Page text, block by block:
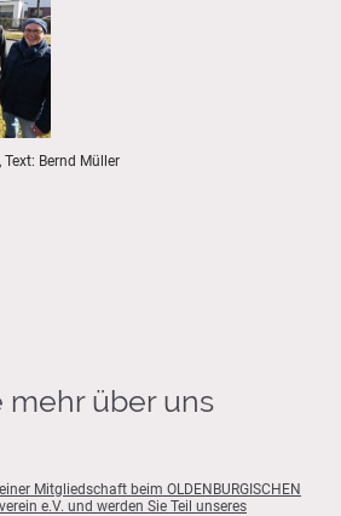
Text: Bernd Müller
mehr über uns
Mitgliedschaft beim OLDENBURGISCHEN
e.V. und werden Sie Teil unseres